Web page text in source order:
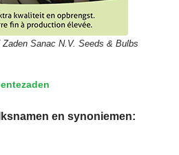
Zaden Sanac N.V. Seeds & Bulbs
en synoniemen: